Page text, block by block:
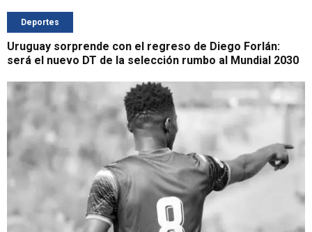
Deportes
Uruguay sorprende con el regreso de Diego Forlán:
será el nuevo DT de la selección rumbo al Mundial 2030